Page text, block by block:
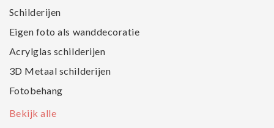
Schilderijen
Eigen foto als wanddecoratie
Acrylglas schilderijen
3D Metaal schilderijen
Fotobehang
Bekijk alle